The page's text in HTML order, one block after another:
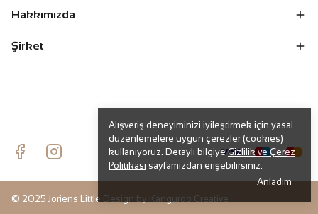
Alışveriş deneyiminizi iyileştirmek için yasal
düzenlemelere uygun çerezler (cookies)
kullanıyoruz. Detaylı bilgiyeGizlilik ve Çerez
Politikası sayfamızdan erişebilirsiniz.
Anladım
Hakkımızda
Şirket
© 2025 Joriens Little Design by Kanguroo Creative